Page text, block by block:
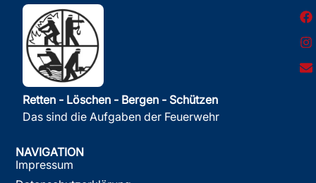
Retten - Löschen - Bergen - Schützen
Das sind die Aufgaben der Feuerwehr
NAVIGATION
Impressum